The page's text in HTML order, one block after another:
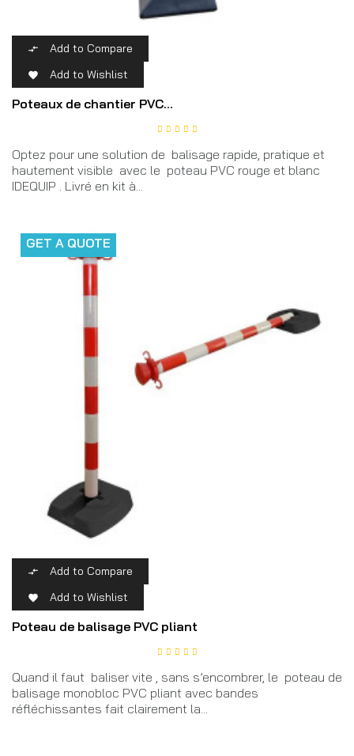
 Add to Compare
 Add to Wishlist
Poteaux de chantier PVC...
Optez pour une solution de balisage rapide, pratique et
hautement visible avec le poteau PVC rouge et blanc
IDEQUIP . Livré en kit à...
GET A QUOTE
 Add to Compare
 Add to Wishlist
Poteau de balisage PVC pliant
Quand il faut balis­er vite , sans s’encombrer, le poteau de
balisage monobloc PVC pliant avec bandes
réfléchissantes fait clairement la...